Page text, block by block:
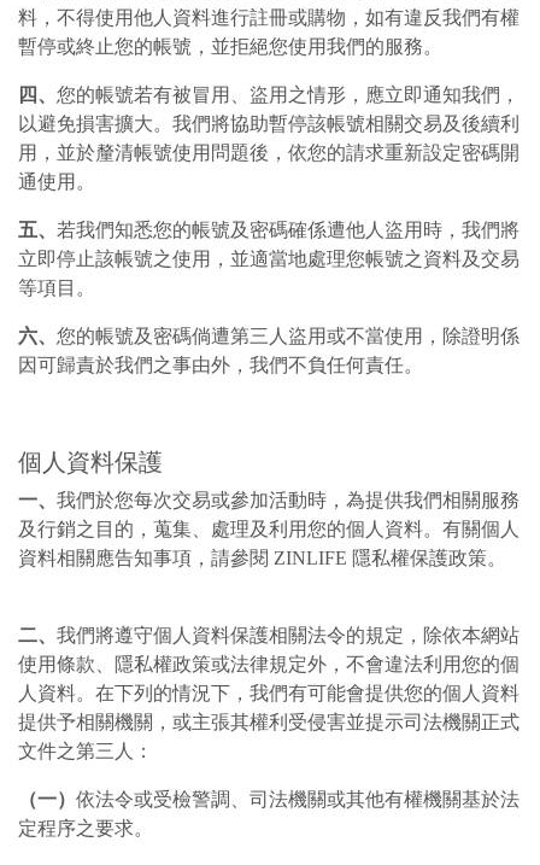
料，不得使用他人資料進行註冊或購物，如有違反我們有權
暫停或終止您的帳號，並拒絕您使用我們的服務。
四、 您的帳號若有被冒用、盜用之情形，應立即通知我們，
以避免損害擴大。我們將協助暫停該帳號相關交易及後續利
用，並於釐清帳號使用問題後，依您的請求重新設定密碼開
通使用。
五、 若我們知悉您的帳號及密碼確係遭他人盜用時，我們將
立即停止該帳號之使用，並適當地處理您帳號之資料及交易
等項目。
六、 您的帳號及密碼倘遭第三人盜用或不當使用，除證明係
因可歸責於我們之事由外，我們不負任何責任。
個人資料保護
一、 我們於您每次交易或參加活動時，為提供我們相關服務
及行銷之目的，蒐集、處理及利用您的個人資料。有關個人
資料相關應告知事項，請參閱 ZINLIFE 隱私權保護政策。
二、 我們將遵守個人資料保護相關法令的規定，除依本網站
使用條款、隱私權政策或法律規定外，不會違法利用您的個
人資料。在下列的情況下，我們有可能會提供您的個人資料
提供予相關機關，或主張其權利受侵害並提示司法機關正式
文件之第三人：
（一） 依法令或受檢警調、司法機關或其他有權機關基於法
定程序之要求。